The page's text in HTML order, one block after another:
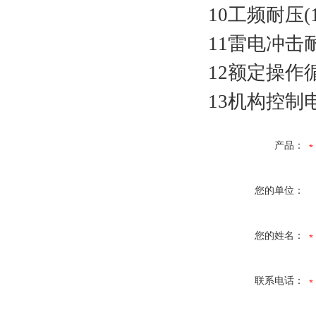
10工频耐压
11雷电冲击
12额定操作
13机构控制
产品：
您的单位：
您的姓名：
联系电话：